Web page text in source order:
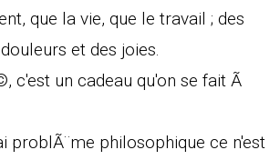
que la vie, que le travail ; des
et des joies.
c'est un cadeau qu'on se fait Ã
problÃ¨me philosophique ce n'est